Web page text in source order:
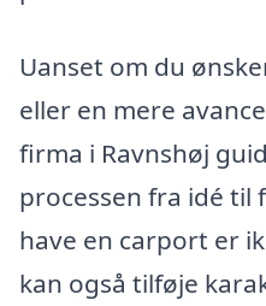
Uanset om du
eller en mere
firma i Ravnshøj
processen fra idé
have en carport er
kan også tilføje